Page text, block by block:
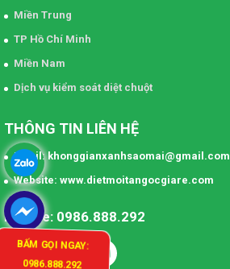
Miền Trung
TP Hồ Chí Minh
Miền Nam
Dịch vụ kiểm soát diệt chuột
THÔNG TIN LIÊN HỆ
Email: khonggianxanhsaomai@gmail.com
Website: www.dietmoitangocgiare.com
Hotline: 0986.888.292
BẤM GỌI NGAY:
0986.888.292